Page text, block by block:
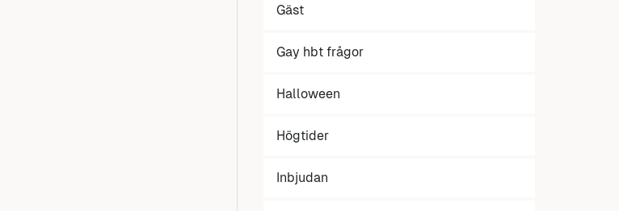
Gäst
Gay hbt frågor
Halloween
Högtider
Inbjudan